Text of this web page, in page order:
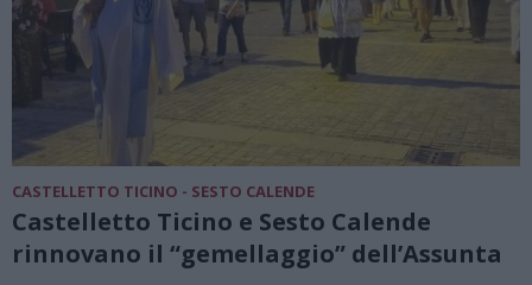
CASTELLETTO TICINO - SESTO CALENDE
Castelletto Ticino e Sesto Calende
rinnovano il “gemellaggio” dell’Assunta